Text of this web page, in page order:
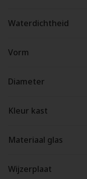
Waterdichtheid
Vorm
Diameter
Kleur kast
Materiaal glas
Wijzerplaat